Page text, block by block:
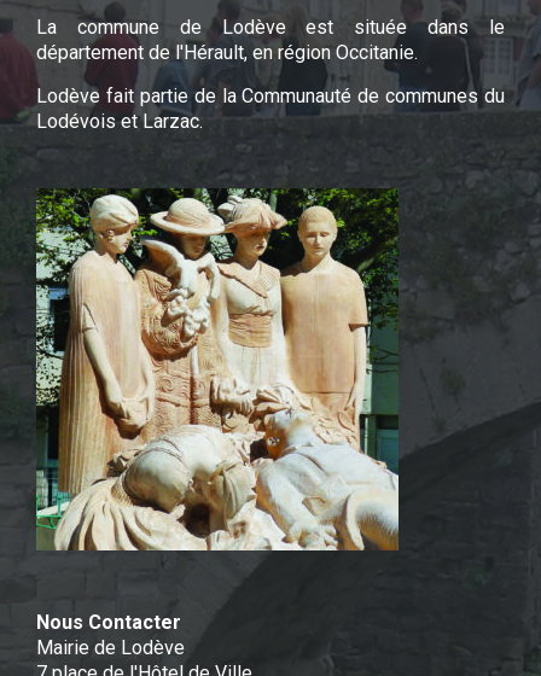
La commune de Lodève est située dans le
département de l'Hérault, en région Occitanie.
Lodève fait partie de la Communauté de communes du
Lodévois et Larzac.
Nous Contacter
Mairie de Lodève